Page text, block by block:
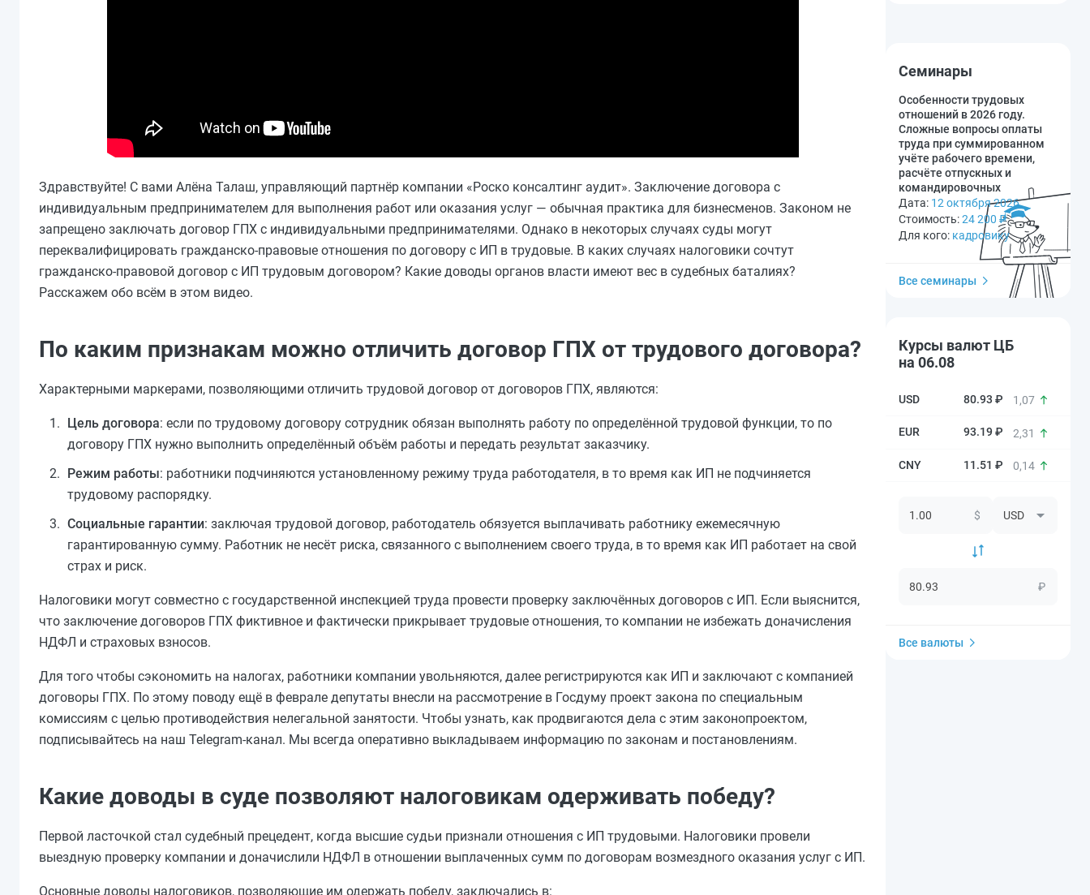
Здравствуйте! С вами Алёна Талаш, управляющий партнёр компании «Роско консалтинг аудит». Заключение договора с
индивидуальным предпринимателем для выполнения работ или оказания услуг — обычная практика для бизнесменов. Законом не
запрещено заключать договор ГПХ с индивидуальными предпринимателями. Однако в некоторых случаях суды могут
переквалифицировать гражданско-правовые отношения по договору с ИП в трудовые. В каких случаях налоговики сочтут
гражданско-правовой договор с ИП трудовым договором? Какие доводы органов власти имеют вес в судебных баталиях?
Расскажем обо всём в этом видео.
По каким признакам можно отличить договор ГПХ от трудового договора?
Характерными маркерами, позволяющими отличить трудовой договор от договоров ГПХ, являются:
Цель договора: если по трудовому договору сотрудник обязан выполнять работу по определённой трудовой функции, то по
договору ГПХ нужно выполнить определённый объём работы и передать результат заказчику.
Режим работы: работники подчиняются установленному режиму труда работодателя, в то время как ИП не подчиняется
трудовому распорядку.
Социальные гарантии: заключая трудовой договор, работодатель обязуется выплачивать работнику ежемесячную
гарантированную сумму. Работник не несёт риска, связанного с выполнением своего труда, в то время как ИП работает на свой
страх и риск.
Налоговики могут совместно с государственной инспекцией труда провести проверку заключённых договоров с ИП. Если выяснится,
что заключение договоров ГПХ фиктивное и фактически прикрывает трудовые отношения, то компании не избежать доначисления
НДФЛ и страховых взносов.
Для того чтобы сэкономить на налогах, работники компании увольняются, далее регистрируются как ИП и заключают с компанией
договоры ГПХ. По этому поводу ещё в феврале депутаты внесли на рассмотрение в Госдуму проект закона по специальным
комиссиям с целью противодействия нелегальной занятости. Чтобы узнать, как продвигаются дела с этим законопроектом,
подписывайтесь на наш Telegram-канал. Мы всегда оперативно выкладываем информацию по законам и постановлениям.
Какие доводы в суде позволяют налоговикам одерживать победу?
Первой ласточкой стал судебный прецедент, когда высшие судьи признали отношения с ИП трудовыми. Налоговики провели
выездную проверку компании и доначислили НДФЛ в отношении выплаченных сумм по договорам возмездного оказания услуг с ИП.
Основные доводы налоговиков, позволяющие им одержать победу, заключались в:
Семинары
Особенности трудовых
отношений в 2026 году.
Сложные вопросы оплаты
труда при суммированном
учёте рабочего времени,
расчёте отпускных и
командировочных
Дата: 12 октября 2026
Стоимость:24 200 ₽
Для кого: кадровику
Все семинары
Курсы валют ЦБ
на 06.08
80.93 ₽ 1,07
93.19 ₽ 2,31
11.51 ₽ 0,14
$
₽
Все валюты